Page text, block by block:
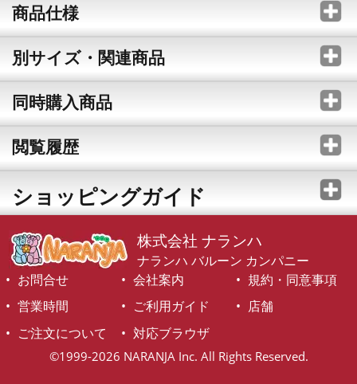
商品仕様
別サイズ・関連商品
同時購入商品
閲覧履歴
ショッピングガイド
株式会社 ナランハ
ナランハ バルーン カンパニー
お問合せ
会社案内
規約・同意事項
営業時間
ご利用ガイド
店舗
ご注文について
対応ブラウザ
©1999-2026 NARANJA Inc. All Rights Reserved.